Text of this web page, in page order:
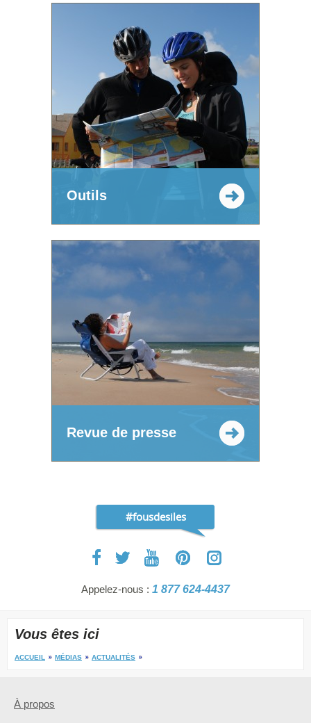
Outils
Revue de presse
#fousdesiles
Appelez-nous : 1 877 624-4437
Vous êtes ici
ACCUEIL MÉDIAS ACTUALITÉS
À propos